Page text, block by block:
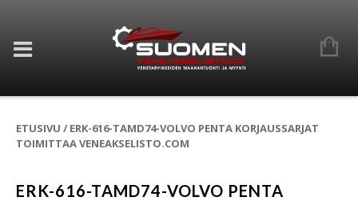
ETUSIVU / ERK-616-TAMD74-VOLVO PENTA KORJAUSSARJAT
TOIMITTAA VENEAKSELISTO.COM
ERK-616-TAMD74-VOLVO PENTA